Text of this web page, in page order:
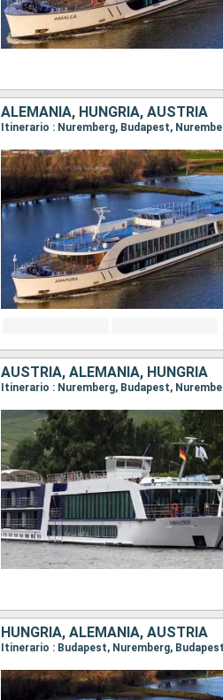
ALEMANIA, HUNGRÍA, AUSTRIA
AUSTRIA, ALEMANIA, HUNGRÍA
HUNGRÍA, ALEMANIA, AUSTRIA